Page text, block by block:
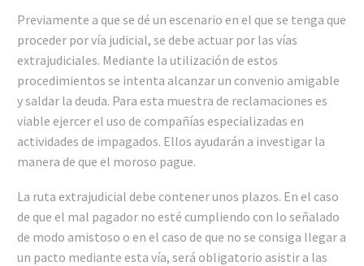
Previamente a que se dé un escenario en el que se tenga que
proceder por vía judicial, se debe actuar por las vías
extrajudiciales. Mediante la utilización de estos
procedimientos se intenta alcanzar un convenio amigable
y saldar la deuda. Para esta muestra de reclamaciones es
viable ejercer el uso de compañías especializadas en
actividades de impagados. Ellos ayudarán a investigar la
manera de que el moroso pague.
La ruta extrajudicial debe contener unos plazos. En el caso
de que el mal pagador no esté cumpliendo con lo señalado
de modo amistoso o en el caso de que no se consiga llegar a
un pacto mediante esta vía, será obligatorio asistir a las